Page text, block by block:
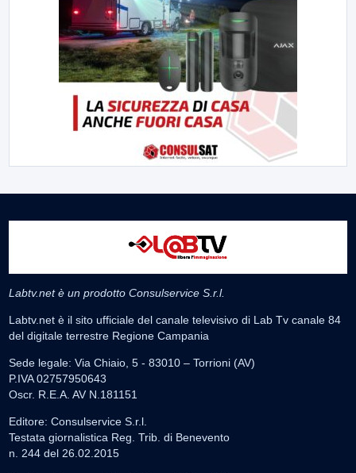
Labtv.net è un prodotto Consulservice S.r.l.
Labtv.net è il sito ufficiale del canale televisivo di Lab Tv canale 84
del digitale terrestre Regione Campania
Sede legale: Via Chiaio, 5 - 83010 – Torrioni (AV)
P.IVA 02757950643
Oscr. R.E.A. AV N.181151
Editore: Consulservice S.r.l.
Testata giornalistica Reg. Trib. di Benevento
n. 244 del 26.02.2015